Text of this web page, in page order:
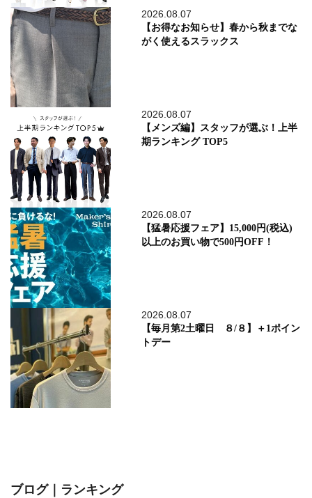
2026.08.07
【お得なお知らせ】春から秋までな
がく使えるスラックス
2026.08.07
【メンズ編】スタッフが選ぶ！上半
期ランキング TOP5
2026.08.07
【猛暑応援フェア】15,000円(税込)
以上のお買い物で500円OFF！
2026.08.07
【毎月第2土曜日 ８/８】＋1ポイン
トデー
ブログ｜ランキング